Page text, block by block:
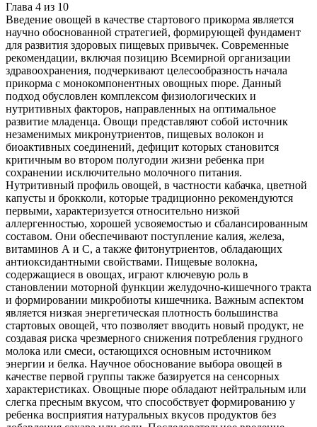
Глава 4 из 10
Введение овощей в качестве стартового прикорма является
научно обоснованной стратегией, формирующей фундамент
для развития здоровых пищевых привычек. Современные
рекомендации, включая позицию Всемирной организации
здравоохранения, подчеркивают целесообразность начала
прикорма с монокомпонентных овощных пюре. Данный
подход обусловлен комплексом физиологических и
нутритивных факторов, направленных на оптимальное
развитие младенца. Овощи представляют собой источник
незаменимых микронутриентов, пищевых волокон и
биоактивных соединений, дефицит которых становится
критичным во втором полугодии жизни ребенка при
сохранении исключительно молочного питания.
Нутритивный профиль овощей, в частности кабачка, цветной
капусты и брокколи, которые традиционно рекомендуются
первыми, характеризуется относительно низкой
аллергенностью, хорошей усвояемостью и сбалансированным
составом. Они обеспечивают поступление калия, железа,
витаминов А и С, а также фитонутриентов, обладающих
антиоксидантными свойствами. Пищевые волокна,
содержащиеся в овощах, играют ключевую роль в
становлении моторной функции желудочно-кишечного тракта
и формировании микробиоты кишечника. Важным аспектом
является низкая энергетическая плотность большинства
стартовых овощей, что позволяет вводить новый продукт, не
создавая риска чрезмерного снижения потребления грудного
молока или смеси, остающихся основным источником
энергии и белка. Научное обоснование выбора овощей в
качестве первой группы также базируется на сенсорных
характеристиках. Овощные пюре обладают нейтральным или
слегка пресным вкусом, что способствует формированию у
ребенка восприятия натуральных вкусов продуктов без